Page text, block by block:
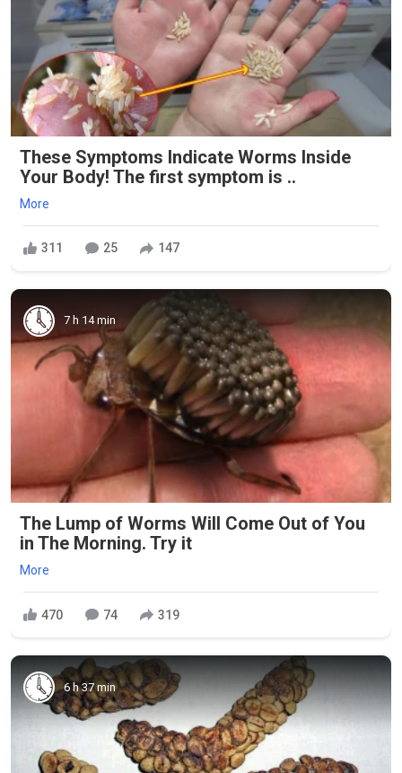
These Symptoms Indicate Worms Inside
Your Body! The first symptom is ..
More
311 25 147
7 h 14 min
The Lump of Worms Will Come Out of You
in The Morning. Try it
More
470 74 319
6 h 37 min